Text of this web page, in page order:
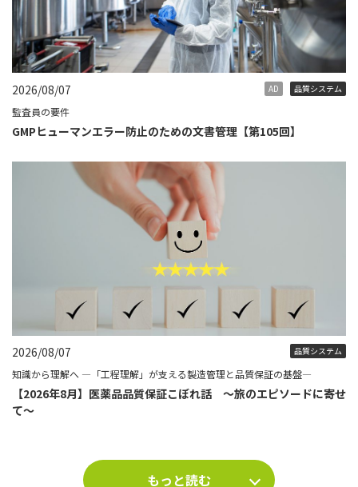
2026/08/07 AD 品質システム
監査員の要件
GMPヒューマンエラー防止のための文書管理【第105回】
2026/08/07 品質システム
知識から理解へ ―「工程理解」が支える製造管理と品質保証の基盤―
【2026年8月】医薬品品質保証こぼれ話 ～旅のエピソードに寄せ
て～
もっと読む